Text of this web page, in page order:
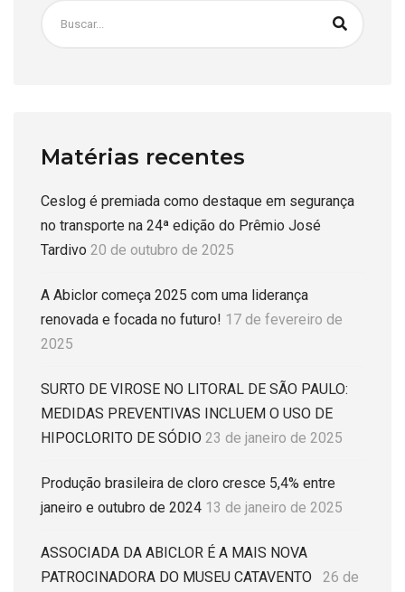
Matérias recentes
Ceslog é premiada como destaque em segurança
no transporte na 24ª edição do Prêmio José
Tardivo 20 de outubro de 2025
A Abiclor começa 2025 com uma liderança
renovada e focada no futuro! 17 de fevereiro de
2025
SURTO DE VIROSE NO LITORAL DE SÃO PAULO:
MEDIDAS PREVENTIVAS INCLUEM O USO DE
HIPOCLORITO DE SÓDIO 23 de janeiro de 2025
Produção brasileira de cloro cresce 5,4% entre
janeiro e outubro de 2024 13 de janeiro de 2025
ASSOCIADA DA ABICLOR É A MAIS NOVA
PATROCINADORA DO MUSEU CATAVENTO
26 de